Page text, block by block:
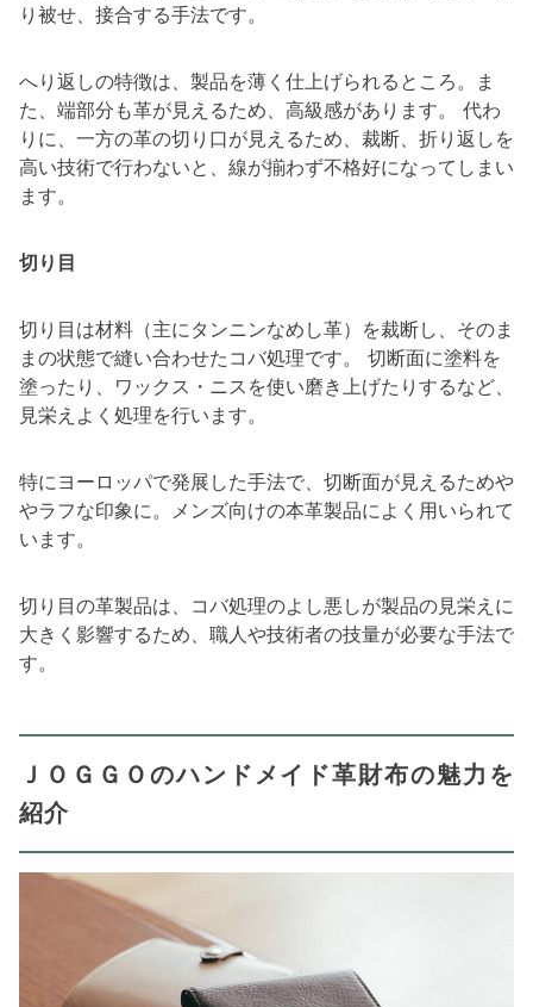
り被せ、接合する手法です。
へり返しの特徴は、製品を薄く仕上げられるところ。ま
た、端部分も革が見えるため、高級感があります。 代わ
りに、一方の革の切り口が見えるため、裁断、折り返しを
高い技術で行わないと、線が揃わず不格好になってしまい
ます。
切り目
切り目は材料（主にタンニンなめし革）を裁断し、そのま
まの状態で縫い合わせたコバ処理です。 切断面に塗料を
塗ったり、ワックス・ニスを使い磨き上げたりするなど、
見栄えよく処理を行います。
特にヨーロッパで発展した手法で、切断面が見えるためや
やラフな印象に。メンズ向けの本革製品によく用いられて
います。
切り目の革製品は、コバ処理のよし悪しが製品の見栄えに
大きく影響するため、職人や技術者の技量が必要な手法で
す。
ＪＯＧＧＯのハンドメイド革財布の魅力を
紹介